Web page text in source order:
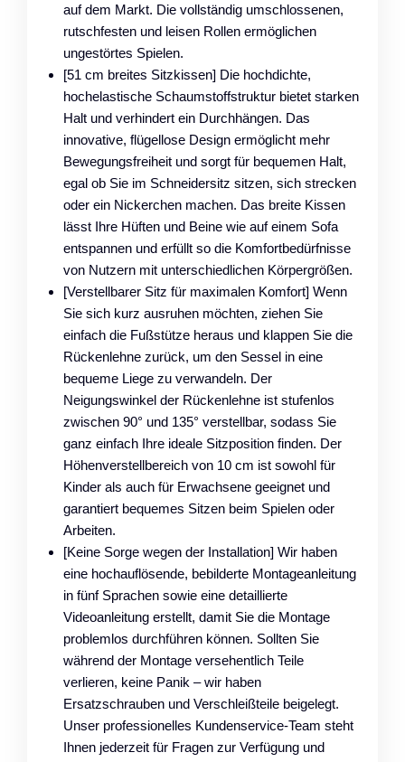
auf dem Markt. Die vollständig umschlossenen,
rutschfesten und leisen Rollen ermöglichen
ungestörtes Spielen.
[51 cm breites Sitzkissen] Die hochdichte,
hochelastische Schaumstoffstruktur bietet starken
Halt und verhindert ein Durchhängen. Das
innovative, flügellose Design ermöglicht mehr
Bewegungsfreiheit und sorgt für bequemen Halt,
egal ob Sie im Schneidersitz sitzen, sich strecken
oder ein Nickerchen machen. Das breite Kissen
lässt Ihre Hüften und Beine wie auf einem Sofa
entspannen und erfüllt so die Komfortbedürfnisse
von Nutzern mit unterschiedlichen Körpergrößen.
[Verstellbarer Sitz für maximalen Komfort] Wenn
Sie sich kurz ausruhen möchten, ziehen Sie
einfach die Fußstütze heraus und klappen Sie die
Rückenlehne zurück, um den Sessel in eine
bequeme Liege zu verwandeln. Der
Neigungswinkel der Rückenlehne ist stufenlos
zwischen 90° und 135° verstellbar, sodass Sie
ganz einfach Ihre ideale Sitzposition finden. Der
Höhenverstellbereich von 10 cm ist sowohl für
Kinder als auch für Erwachsene geeignet und
garantiert bequemes Sitzen beim Spielen oder
Arbeiten.
[Keine Sorge wegen der Installation] Wir haben
eine hochauflösende, bebilderte Montageanleitung
in fünf Sprachen sowie eine detaillierte
Videoanleitung erstellt, damit Sie die Montage
problemlos durchführen können. Sollten Sie
während der Montage versehentlich Teile
verlieren, keine Panik – wir haben
Ersatzschrauben und Verschleißteile beigelegt.
Unser professionelles Kundenservice-Team steht
Ihnen jederzeit für Fragen zur Verfügung und